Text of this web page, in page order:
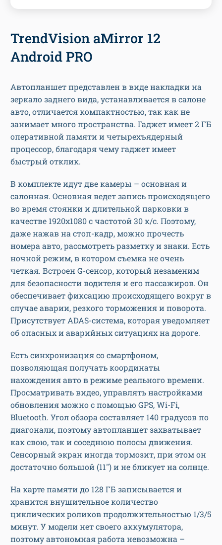
TrendVision aMirror 12
Android PRO
Автопланшет представлен в виде накладки на
зеркало заднего вида, устанавливается в салоне
авто, отличается компактностью, так как не
занимает много пространства. Гаджет имеет 2 ГБ
оперативной памяти и четырехъядерный
процессор, благодаря чему гаджет имеет
быстрый отклик.
В комплекте идут две камеры – основная и
салонная. Основная ведет запись происходящего
во время стоянки и длительной парковки в
качестве 1920х1080 с частотой 30 к/с. Поэтому,
даже нажав на стоп-кадр, можно прочесть
номера авто, рассмотреть разметку и знаки. Есть
ночной режим, в котором съемка не очень
четкая. Встроен G-сенсор, который незаменим
для безопасности водителя и его пассажиров. Он
обеспечивает фиксацию происходящего вокруг в
случае аварии, резкого торможения и поворота.
Присутствует ADAS-система, которая уведомляет
об опасных и аварийных ситуациях на дороге.
Есть синхронизация со смартфоном,
позволяющая получать координаты
нахождения авто в режиме реального времени.
Просматривать видео, управлять настройками
обновления можно с помощью GPS, Wi-Fi,
Bluetooth. Угол обзора составляет 140 градусов по
диагонали, поэтому автопланшет захватывает
как свою, так и соседнюю полосы движения.
Сенсорный экран иногда тормозит, при этом он
достаточно большой (11″) и не бликует на солнце.
На карте памяти до 128 ГБ записывается и
хранится внушительное количество
циклических роликов продолжительностью 1/3/5
минут. У модели нет своего аккумулятора,
поэтому автономная работа невозможна –